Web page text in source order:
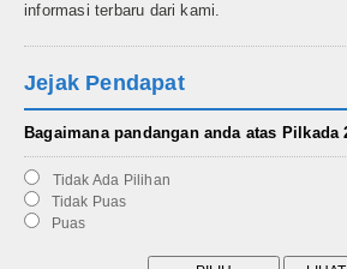
informasi terbaru dari kami.
Jejak Pendapat
Bagaimana pandangan anda atas Pilkada
Tidak Ada Pilihan
Tidak Puas
Puas